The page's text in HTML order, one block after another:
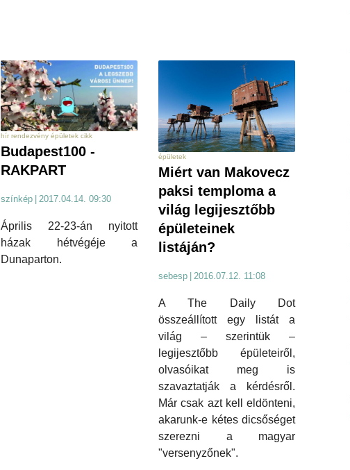
hír rendezvény épületek cikk
Budapest100 -
RAKPART
színkép | 2017.04.14. 09:30
Április 22-23-án nyitott
házak hétvégéje a
Dunaparton.
épületek
Miért van Makovecz
paksi temploma a
világ legijesztőbb
épületeinek
listáján?
sebesp 2016.07.12. 11:08
A The Daily Dot
összeállított egy listát a
világ – szerintük –
legijesztőbb épületeiről,
olvasóikat meg is
szavaztatják a kérdésről.
Már csak azt kell eldönteni,
akarunk-e kétes dicsőséget
szerezni a magyar
"versenyzőnek".